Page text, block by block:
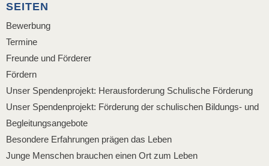
SEITEN
Bewerbung
Termine
Freunde und Förderer
Fördern
Unser Spendenprojekt: Herausforderung Schulische Förderung
Unser Spendenprojekt: Förderung der schulischen Bildungs- und
Begleitungsangebote
Besondere Erfahrungen prägen das Leben
Junge Menschen brauchen einen Ort zum Leben